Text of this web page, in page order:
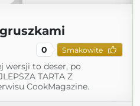
0 Smakowite
wersji to deser, po
TARTA Z
CookMagazine.